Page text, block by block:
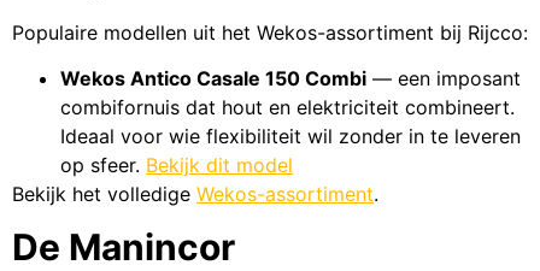
Populaire modellen uit het Wekos-assortiment bij Rijcco:
Wekos Antico Casale 150 Combi — een imposant
combifornuis dat hout en elektriciteit combineert.
Ideaal voor wie flexibiliteit wil zonder in te leveren
op sfeer. Bekijk dit model
Bekijk het volledige Wekos-assortiment.
De Manincor